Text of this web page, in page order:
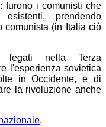
furono i comunisti che
prendendo
comunista (in Italia ciò
legati nella Terza
l'esperienza sovietica
in Occidente, e di
la rivoluzione anche
.